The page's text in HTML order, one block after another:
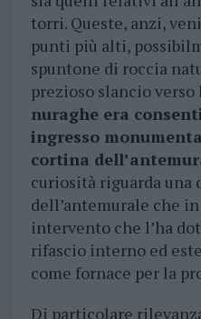
torri. Queste, anzi,
punti più alti,
spuntone di roccia
prezioso slancio verso
nuraghe era
ingresso
cortina
curiosità riguarda una
dell’antemurale che
intervento che l’ha
rifascio interno ed
come fornace per la
Di particolare